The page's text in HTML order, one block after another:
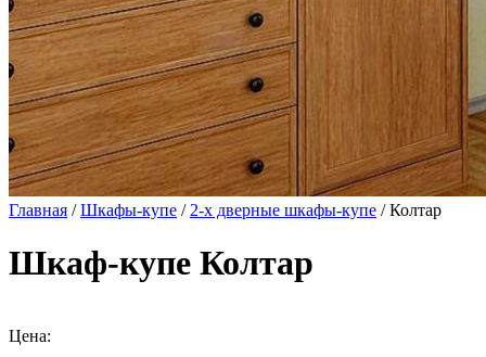
Главная /Шкафы-купе / 2-х дверные шкафы-купе / Колтар
Шкаф-купе Колтар
Цена: